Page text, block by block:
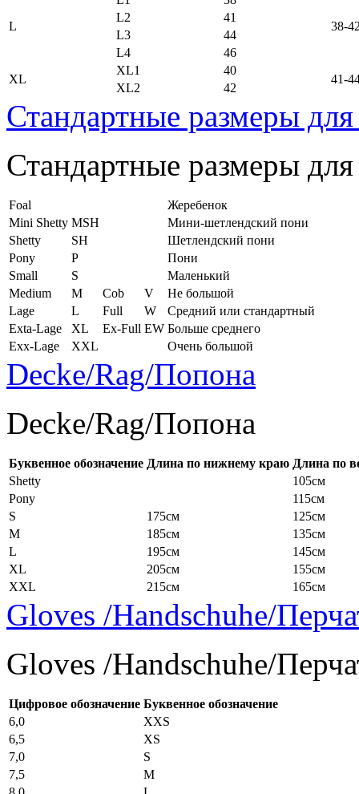
L
38-
L2
41
L3
44
L4
46
XL
XL1 40
41-
XL2 42
Стандартные размеры
Стандартные размеры
Foal
Жеребенок
Mini Shetty MSH
Мини-шетлендский пони
Shetty
SH
Шетлендский пони
Pony
P
Пони
Small
S
Маленький
Medium
M Cob V
Не большой
Lage
L Full W
Средний или стандартный
Exta-Lage
XL Ex-Full EW Больше среднего
Exx-Lage
XXL Очень большой
Decke/Rag/Попона
Decke/Rag/Попона
Буквенное обозначение Длина по нижнему краю Длина по
Shetty
105см
Pony
115см
S
175см
125см
M
185см
135см
L
195см
145см
XL
205см
155см
XXL
215см 165см
Gloves /Handschuhe/
Gloves /Handschuhe/
Цифровое обозначение Буквенное обозначение
6,0
XXS
6,5
XS
7,0
S
7,5
M